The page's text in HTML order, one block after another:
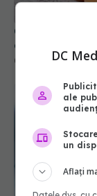
Cât de sigure
despre
08 iul 2026, 09:22
DC
ale
un
Aflați